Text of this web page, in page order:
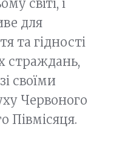
світі, і
для
та гідності
страждань,
своїми
Червоного
Півмісяця.